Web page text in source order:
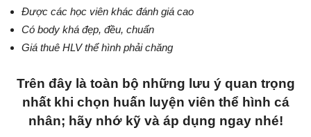
Được các học viên khác đánh giá cao
Có body khá đẹp, đều, chuẩn
Giá thuê HLV thể hình phải chăng
Trên đây là toàn bộ những lưu ý quan trọng
nhất khi chọn huấn luyện viên thể hình cá
nhân; hãy nhớ kỹ và áp dụng ngay nhé!